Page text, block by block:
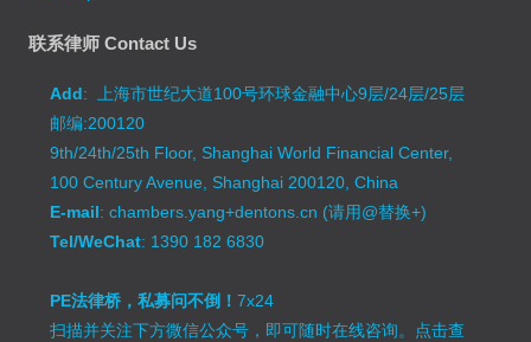
联系律师 Contact Us
Add: 上海市世纪大道100号环球金融中心9层/24层/25层
邮编:200120
9th/24th/25th Floor, Shanghai World Financial Center,
100 Century Avenue, Shanghai 200120, China
E-mail: chambers.yang+dentons.cn (请用@替换+)
Tel/WeChat: 1390 182 6830
PE法律桥，私募问不倒！7x24
扫描并关注下方微信公众号，即可随时在线咨询。 点击查